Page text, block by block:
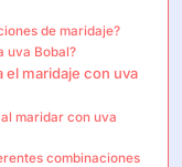
de maridaje?
uva Bobal?
el maridaje con uva
maridar con uva
combinaciones